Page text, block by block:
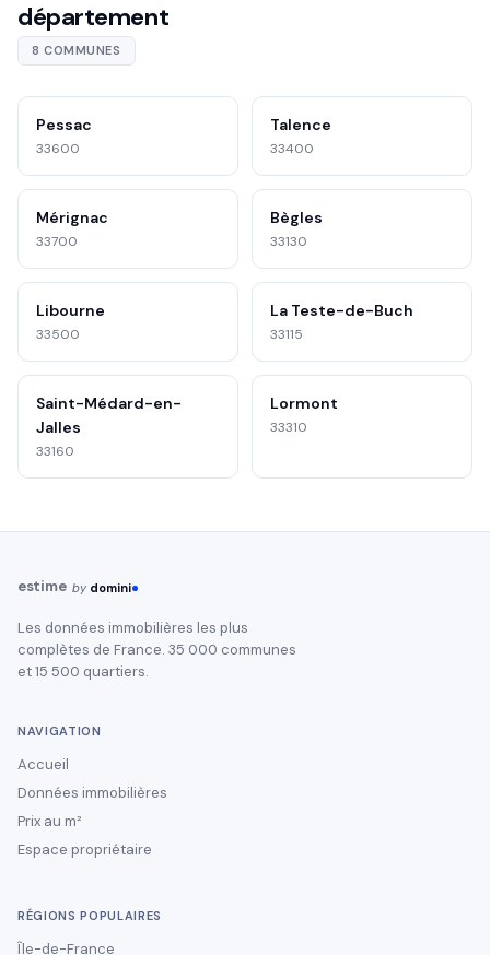
département
8 COMMUNES
Pessac
33600
Talence
33400
Mérignac
33700
Bègles
33130
Libourne
33500
La Teste-de-Buch
33115
Saint-Médard-en-
Jalles
33160
Lormont
33310
estime by domini
Les données immobilières les plus
complètes de France. 35 000 communes
et 15 500 quartiers.
NAVIGATION
Accueil
Données immobilières
Prix au m²
Espace propriétaire
RÉGIONS POPULAIRES
Île-de-France